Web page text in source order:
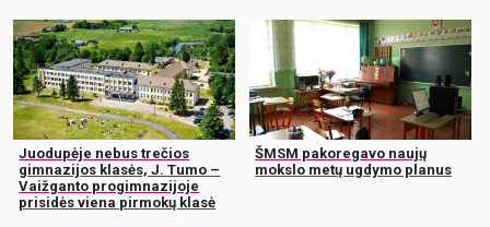
Juodupėje nebus trečios
gimnazijos klasės, J. Tumo –
Vaižganto progimnazijoje
prisidės viena pirmokų klasė
ŠMSM pakoregavo naujų
mokslo metų ugdymo planus